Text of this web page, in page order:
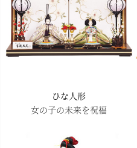
ひな人形
女の子の未来を祝福